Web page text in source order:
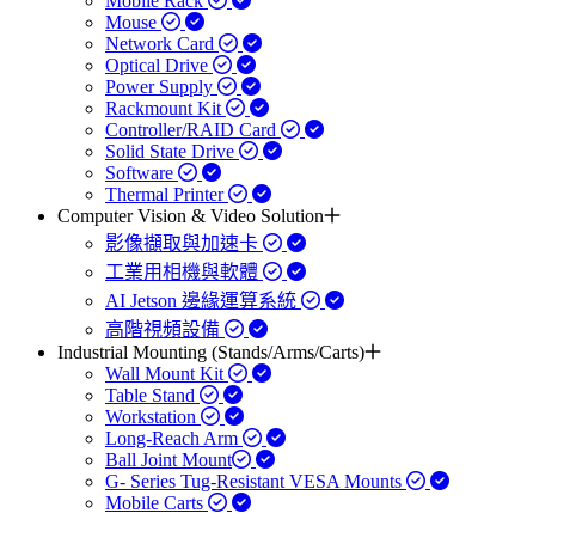
Mouse
Network Card
Optical Drive
Power Supply
Rackmount Kit
Controller/RAID Card
Solid State Drive
Software
Thermal Printer
Computer Vision & Video Solution
影像擷取與加速卡
工業用相機與軟體
AI Jetson 邊緣運算系統
高階視頻設備
Industrial Mounting (Stands/Arms/Carts)
Wall Mount Kit
Table Stand
Workstation
Long-Reach Arm
Ball Joint Mount​
G- Series Tug-Resistant VESA Mounts
Mobile Carts